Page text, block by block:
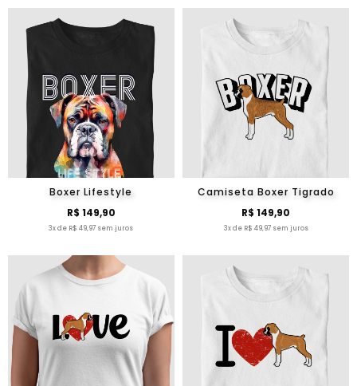
Boxer Lifestyle
R$ 149,90
3x de R$ 49,97 sem juros
Camiseta Boxer Tigrado
R$ 149,90
3x de R$ 49,97 sem juros